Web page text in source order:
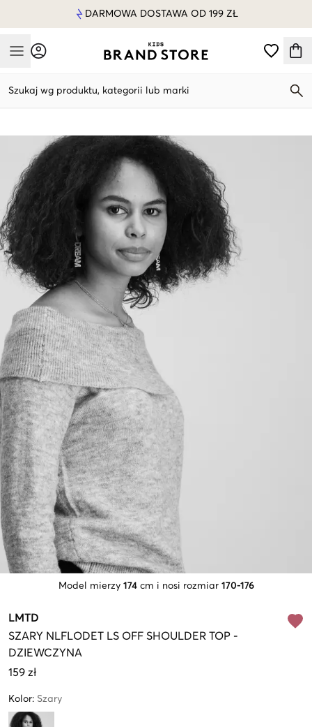
DARMOWA DOSTAWA OD 199 ZŁ
Mobile Menu
Szukaj wg produktu, kategorii lub marki
Model mierzy 174 cm i nosi rozmiar 170-176
LMTD
SZARY NLFLODET LS OFF SHOULDER TOP -
DZIEWCZYNA
159 zł
Kolor: Szary